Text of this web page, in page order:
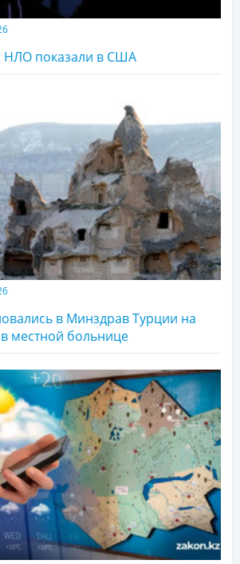
НЛО показали в США
в Минздрав Турции на
местной больнице